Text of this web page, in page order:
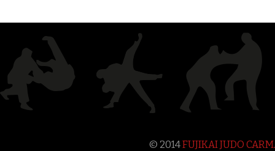
© 2014FUJIKAI JUDO